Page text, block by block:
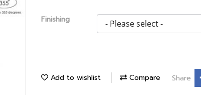
Finishing
Add to wishlist Compare Share